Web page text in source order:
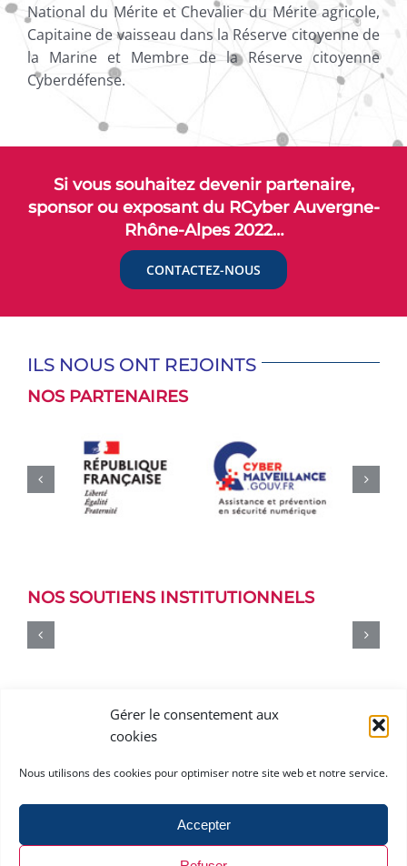
Gérer le consentement aux
cookies
Nous utilisons des cookies pour optimiser notre site web et notre service.
Accepter
National du Mérite et Chevalier du Mérite agricole,
Capitaine de vaisseau dans la Réserve citoyenne de
la Marine et Membre de la Réserve citoyenne
Cyberdéfense.
Si vous souhaitez devenir partenaire,
sponsor ou exposant du RCyber Auvergne-
Rhône-Alpes 2022…
CONTACTEZ-NOUS
ILS NOUS ONT REJOINTS
NOS PARTENAIRES
NOS SOUTIENS INSTITUTIONNELS
Mentions légales et Politique de confidentialité